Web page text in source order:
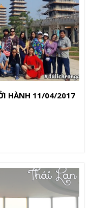
HÀNH 11/04/2017